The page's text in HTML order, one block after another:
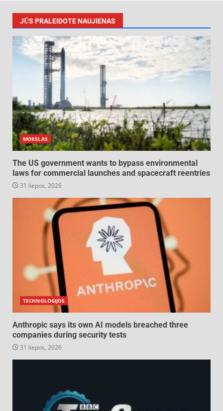
JŪS PRALEIDOTE NAUJIENAS
MOKSLAS
The US government wants to bypass environmental
laws for commercial launches and spacecraft reentries
31 liepos, 2026
TECHNOLOGIJOS
Anthropic says its own AI models breached three
companies during security tests
31 liepos, 2026